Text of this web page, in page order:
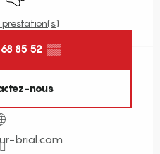
85 52 ▒▒
nous
brial.com